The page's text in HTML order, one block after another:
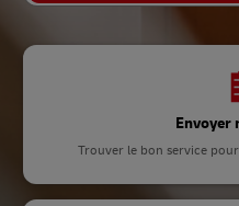
Envoyer
Trouver le bon service